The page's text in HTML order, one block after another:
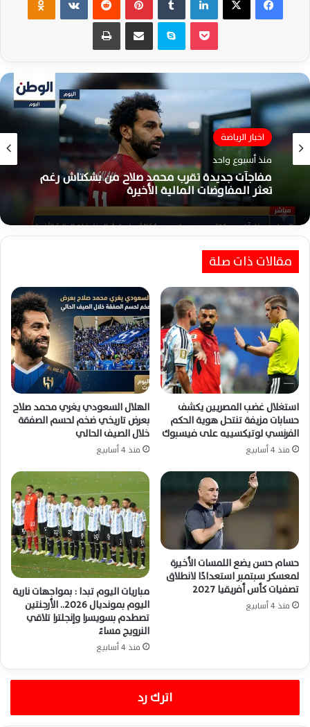
سكايب مشاركة عبر البريد طباعة
اخبار الرياضة
منذ أسبوع واحد
مفاجآت جديدة تقرب محمد صلاح من بشكتاش رغم
تعثر المفاوضات المالية الأخيرة
مقالات ذات صلة
استغلال غضب المصريين يكشف
حسابات مزيفة تنتحل هوية الحكم
الفرنسي لوتيكسييه على فيسبوك
منذ 4 أسابيع
الهلال السعودي يغري محمد صلاح
بعرض تاريخي ضخم لحسم الصفقة
خلال الصيف الحالي
منذ 4 أسابيع
حسام حسن يضع اللمسات الأخيرة
لمعسكر سبتمبر استعدادًا لانطلاق
تصفيات كأس أفريقيا 2027
منذ 4 أسابيع
مباريات اليوم تبدا : بمواجهات نارية
اليوم بمونديال 2026.. الأرجنتين
تصطدم بسويسرا وإنجلترا تلاقي
النرويج مساءً
منذ 4 أسابيع
اترك رد